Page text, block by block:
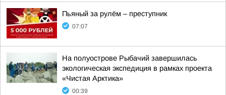
Пьяный за рулём – преступник
07:07
На полуострове Рыбачий завершилась
экологическая экспедиция в рамках проекта
«Чистая Арктика»
00:39